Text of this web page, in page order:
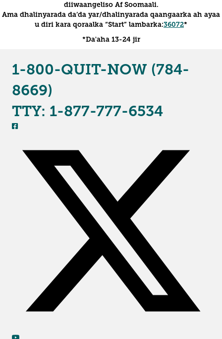
diiwaangeliso Af Soomaali.
Ama dhalinyarada da’da yar/dhalinyarada qaangaarka ah ayaa
u diri kara qoraalka “Start” lambarka:36072*
*Da'aha 13-24 jir
1-800-QUIT-NOW (784-
8669)
TTY: 1-877-777-6534